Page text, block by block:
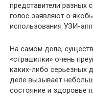
представители разных
голос заявляют о
использования УЗИ-
На самом деле,
«страшилки» очень
каких-либо серьезных
деле вызывает
состояние и здоровье